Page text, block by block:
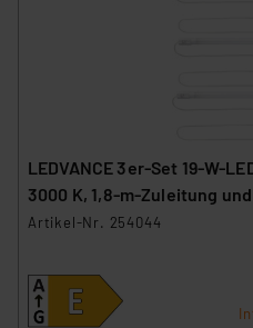
LEDVANCE 3er-Set 19-W-
3000 K, 1,8-m-Zuleitung
Artikel-Nr. 254044